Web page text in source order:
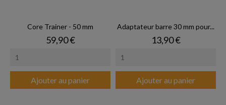
Core Trainer - 50 mm
Prix
59,90 €
Ajouter au panier
Adaptateur barre 30 mm pour...
Prix
13,90 €
Ajouter au panier